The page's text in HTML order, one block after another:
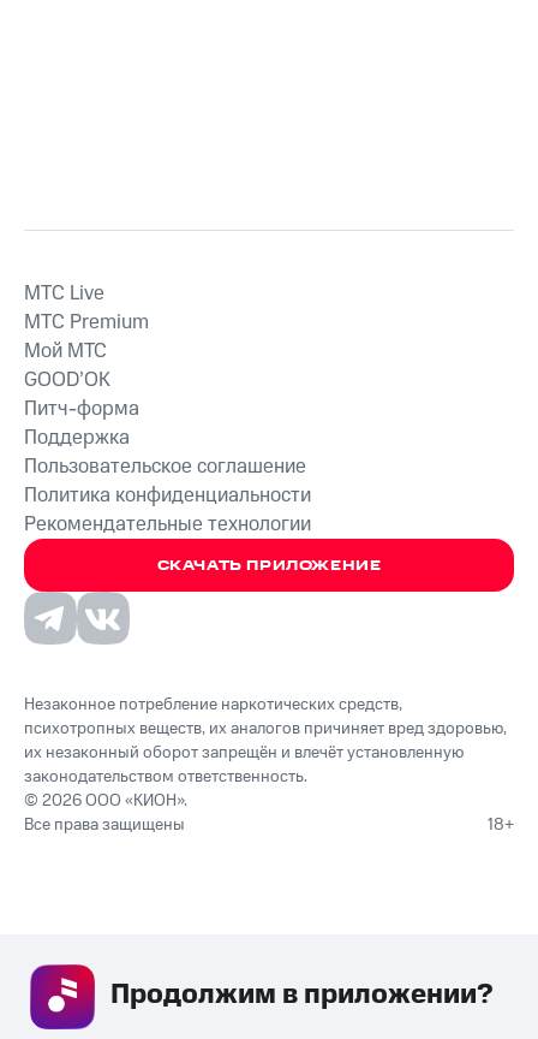
СКАЧАТЬ ПРИЛОЖЕНИЕ
MTС Live
MTС Premium
Мой МТС
GOOD’OK
Питч-форма
Поддержка
Пользовательское соглашение
Политика конфиденциальности
Рекомендательные технологии
Незаконное потребление наркотических средств,
психотропных веществ, их аналогов причиняет вред здоровью,
их незаконный оборот запрещён и влечёт установленную
законодательством ответственность.
© 2026 ООО «КИОН».
Все права защищены
18+
Продолжим в приложении?